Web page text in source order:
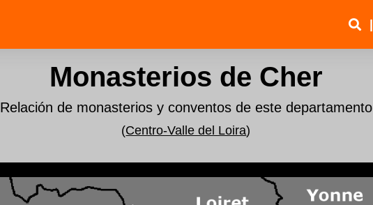
|
Monasterios de Cher
Relación de monasterios y conventos de este departamento
(Centro-Valle del Loira)